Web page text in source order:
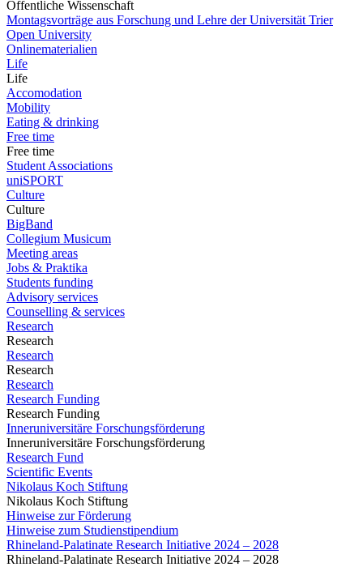
Öffentliche Wissenschaft
Montagsvorträge aus Forschung und Lehre der Universität Trier
Open University
Onlinematerialien
Life
Life
Accomodation
Mobility
Eating & drinking
Free time
Free time
Student Associations
uniSPORT
Culture
Culture
BigBand
Collegium Musicum
Meeting areas
Jobs & Praktika
Students funding
Advisory services
Counselling & services
Research
Research
Research
Research
Research
Research Funding
Research Funding
Inneruniversitäre Forschungsförderung
Inneruniversitäre Forschungsförderung
Research Fund
Scientific Events
Nikolaus Koch Stiftung
Nikolaus Koch Stiftung
Hinweise zur Förderung
Hinweise zum Studienstipendium
Rhineland-Palatinate Research Initiative 2024 – 2028
Rhineland-Palatinate Research Initiative 2024 – 2028